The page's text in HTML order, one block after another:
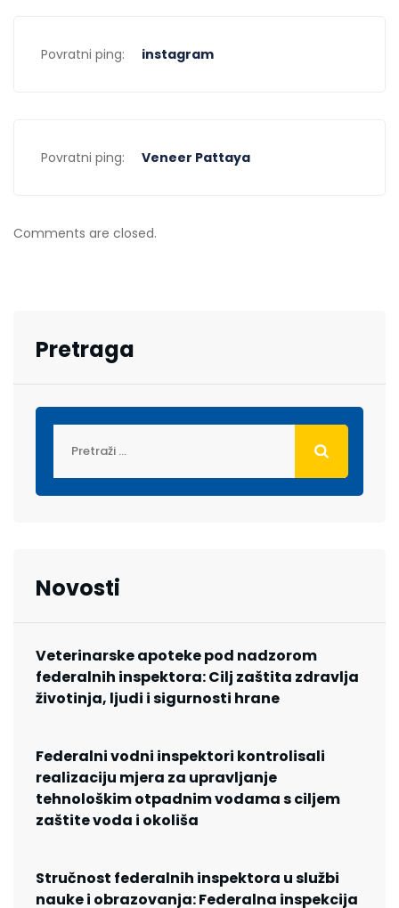
Povratni ping: instagram
Povratni ping: Veneer Pattaya
Comments are closed.
Pretraga
Novosti
Veterinarske apoteke pod nadzorom
federalnih inspektora: Cilj zaštita zdravlja
životinja, ljudi i sigurnosti hrane
Federalni vodni inspektori kontrolisali
realizaciju mjera za upravljanje
tehnološkim otpadnim vodama s ciljem
zaštite voda i okoliša
Stručnost federalnih inspektora u službi
nauke i obrazovanja: Federalna inspekcija